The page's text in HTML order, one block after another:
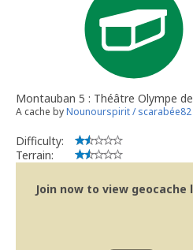
Montauban 5 : Théâtre Olympe
A cache byNounourspirit / scarabée82
Difficulty:
Terrain:
Join now to view